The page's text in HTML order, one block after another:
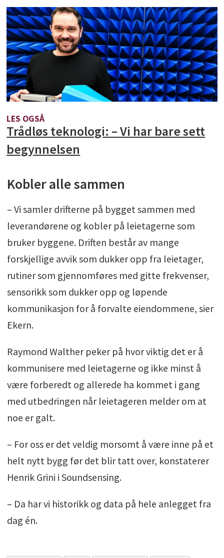
LES OGSÅ
Trådløs teknologi: – Vi har bare sett
begynnelsen
Kobler alle sammen
– Vi samler drifterne på bygget sammen med
leverandørene og kobler på leietagerne som
bruker byggene. Driften består av mange
forskjellige avvik som dukker opp fra leietager,
rutiner som gjennomføres med gitte frekvenser,
sensorikk som dukker opp og løpende
kommunikasjon for å forvalte eiendommene, sier
Ekern.
Raymond Walther peker på hvor viktig det er å
kommunisere med leietagerne og ikke minst å
være forberedt og allerede ha kommet i gang
med utbedringen når leietageren melder om at
noe er galt.
– For oss er det veldig morsomt å være inne på et
helt nytt bygg før det blir tatt over, konstaterer
Henrik Grini i Soundsensing.
– Da har vi historikk og data på hele anlegget fra
dag én.